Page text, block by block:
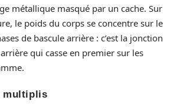
métallique masqué par un cache. Sur
le poids du corps se concentre sur le
de bascule arrière : c’est la jonction
qui casse en premier sur les
multiplis